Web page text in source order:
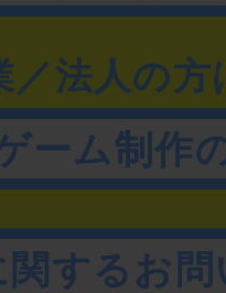
法人の方
ーム制作
関するお